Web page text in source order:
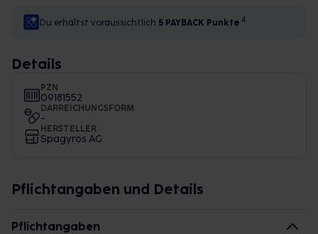
Du erhältst voraussichtlich 5 PAYBACK Punkte 4
Details
PZN
09181552
DARREICHUNGSFORM
-
HERSTELLER
Spagyros AG
Pflichtangaben und Details
Pflichtangaben